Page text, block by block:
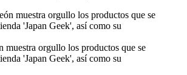
muestra orgullo los productos que se
'Japan Geek', así como su